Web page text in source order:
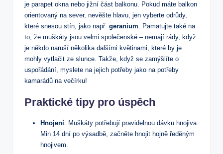
je parapet okna nebo jižní část balkonu. Pokud máte balkon
orientovaný na sever, nevěšte hlavu, jen vyberte odrůdy,
které snesou stín, jako např. geranium. Pamatujte také na
to, že muškáty jsou velmi společenské – nemají rády, když
je někdo naruší několika dalšími květinami, které by je
mohly vytlačit ze slunce. Takže, když se zamýšlíte o
uspořádání, myslete na jejich potřeby jako na potřeby
kamarádů na večírku!
Praktické tipy pro úspěch
Hnojení: Muškáty potřebují pravidelnou dávku hnojiva.
Min 14 dní po výsadbě, začněte hnojit hojně ředěným
hnojivem.